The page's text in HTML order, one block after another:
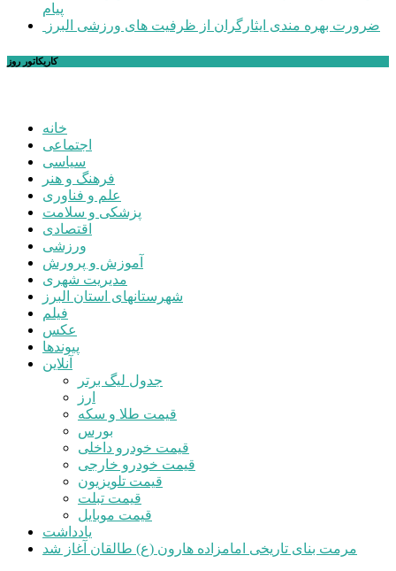
پیام
ضرورت بهره مندی ایثارگران از ظرفیت های ورزشی البرز
کاریکاتور روز
خانه
اجتماعی
سیاسی
فرهنگ و هنر
علم و فناوری
پزشکی و سلامت
اقتصادی
ورزشی
آموزش و پرورش
مدیریت شهری
شهرستانهای استان البرز
فیلم
عکس
پیوندها
آنلاین
جدول لیگ برتر
ارز
قیمت طلا و سکه
بورس
قیمت خودرو داخلی
قیمت خودرو خارجی
قیمت تلویزیون
قیمت تبلت
قیمت موبایل
یادداشت
مرمت بنای تاریخی امامزاده هارون (ع) طالقان آغاز شد